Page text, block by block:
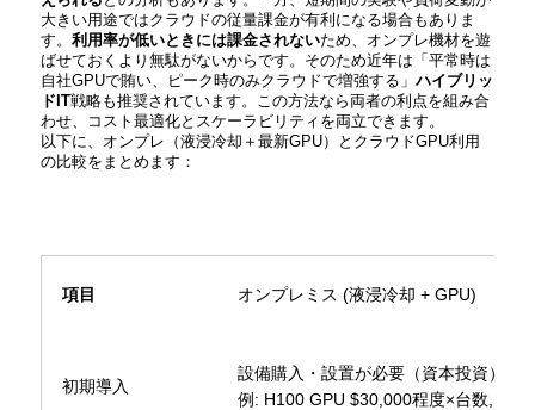
大きい用途ではクラウドの従量課金が有利になる場合もありま
す。利用率が低いときには課金されないため、オンプレ機材を遊
ばせておくより無駄がないからです。そのため近年は「平常時は
自社GPUで賄い、ピーク時のみクラウドで増強する」ハイブリッ
ドIT戦略も推奨されています​。この方法なら両者の利点を組み合
わせ、コスト最適化とスケーラビリティを両立できます。
以下に、オンプレ（液浸冷却＋最新GPU）とクラウドGPU利用
の比較をまとめます：
項目 オンプレミス (液浸冷却 + GPU)
初期導入
設備購入・設置が必要（資本投資）
例: H100 GPU $30,000程度​×台数, 液